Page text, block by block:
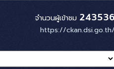
จำนวนผู้เข้าชม 243536
https://ckan.dsi.go.th/